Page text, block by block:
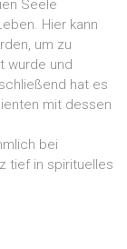
Seele
Hier kann
um zu
wurde und
hat es
mit dessen
bei
tief in spirituelles